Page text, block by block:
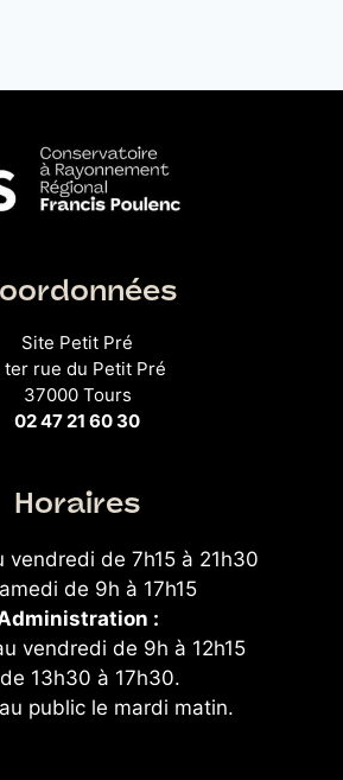
Site Petit Pré
ter rue du Petit Pré
37000 Tours
02 47 21 60 30
Horaires
vendredi de 7h15 à 21h30
de 9h à 17h15
:
vendredi de 9h à 12h15
13h30 à 17h30.
public le mardi matin.